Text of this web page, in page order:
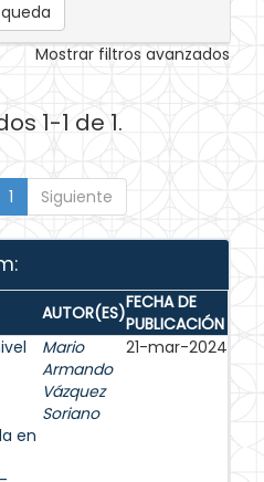
Mostrar filtros avanzados
1-1 de 1.
1 Siguiente
AUTOR(ES)FECHA DE
PUBLICACIÓN
en
Mario
Armando
Vázquez
Soriano
21-mar-2024